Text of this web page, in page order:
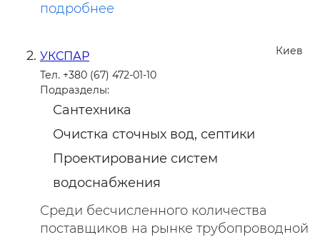
подробнее
Киев
УКСПАР
Тел. +380 (67) 472-01-10
Подразделы:
Сантехника
Очистка сточных вод, септики
Проектирование систем
водоснабжения
Среди бесчисленного количества
поставщиков на рынке трубопроводной